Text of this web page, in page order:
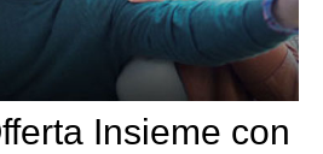
Insieme con